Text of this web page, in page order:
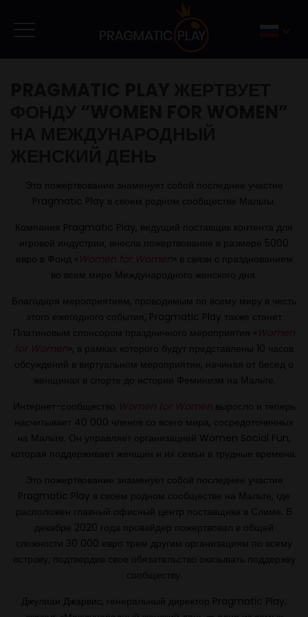
Это пожертвование знаменует собой последнее участие
Pragmatic Play в своем родном сообществе Мальты.
Компания Pragmatic Play, ведущий поставщик контента для
игровой индустрии, внесла пожертвование в размере 5000
евро в Фонд « Women for Women» в связи с празднованием
во всем мире Международного женского дня.
Благодаря мероприятиям, проводимым по всему миру в честь
этого ежегодного события, Pragmatic Play также станет
Платиновым спонсором праздничного мероприятия « Women
for Women», в рамках которого будут представлены 10 часов
обсуждений в виртуальном мероприятии, начиная от бесед о
женщинах в спорте до истории Феминизм на Мальте.
Интернет-сообщество Women for Womenвыросло и теперь
насчитывает 40 000 членов со всего мира, сосредоточенных
на Мальте. Он управляет организацией Women Social Fun,
которая поддерживает женщин и их семьи в трудные времена.
Это пожертвование знаменует собой последнее участие
Pragmatic Play в своем родном сообществе на Мальте, где
расположен главный офисный центр поставщика в Слиме. В
декабре 2020 года провайдер пожертвовал в общей
сложности 30 000 евро трем другим организациям по всему
острову, подтвердив свое обязательство оказывать поддержку
сообществу.
Джулиан Джарвис, генеральный директор Pragmatic Play,